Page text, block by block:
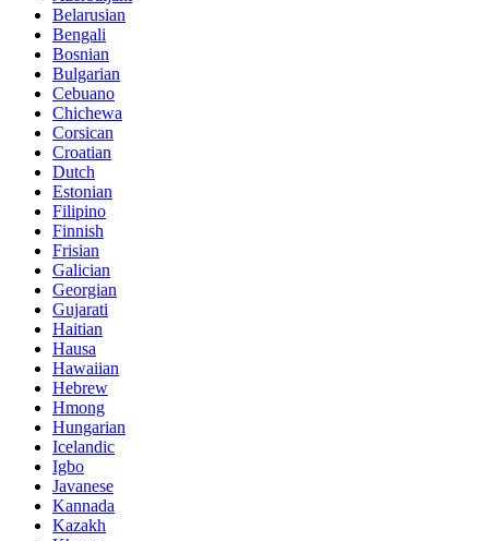
Belarusian
Bengali
Bosnian
Bulgarian
Cebuano
Chichewa
Corsican
Croatian
Dutch
Estonian
Filipino
Finnish
Frisian
Galician
Georgian
Gujarati
Haitian
Hausa
Hawaiian
Hebrew
Hmong
Hungarian
Icelandic
Igbo
Javanese
Kannada
Kazakh